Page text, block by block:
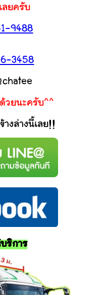
ลยครับ
9488
3458
วยนะครับ^^
งล่างนี้เลย!!
ริการ